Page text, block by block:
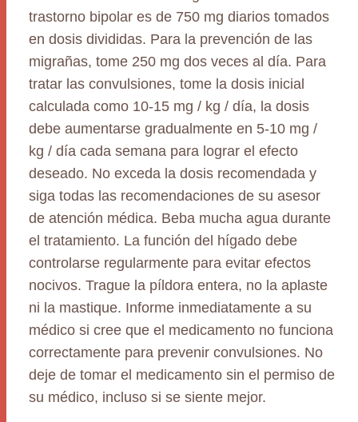
trastorno bipolar es de 750 mg diarios tomados
en dosis divididas. Para la prevención de las
migrañas, tome 250 mg dos veces al día. Para
tratar las convulsiones, tome la dosis inicial
calculada como 10-15 mg / kg / día, la dosis
debe aumentarse gradualmente en 5-10 mg /
kg / día cada semana para lograr el efecto
deseado. No exceda la dosis recomendada y
siga todas las recomendaciones de su asesor
de atención médica. Beba mucha agua durante
el tratamiento. La función del hígado debe
controlarse regularmente para evitar efectos
nocivos. Trague la píldora entera, no la aplaste
ni la mastique. Informe inmediatamente a su
médico si cree que el medicamento no funciona
correctamente para prevenir convulsiones. No
deje de tomar el medicamento sin el permiso de
su médico, incluso si se siente mejor.